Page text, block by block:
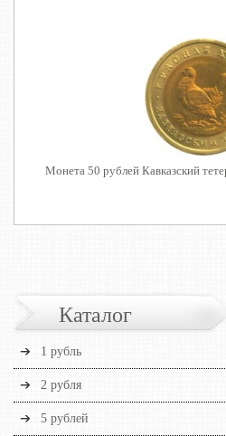
Монета 50 рублей Кавказский
Каталог
1 рубль
2 рубля
5 рублей